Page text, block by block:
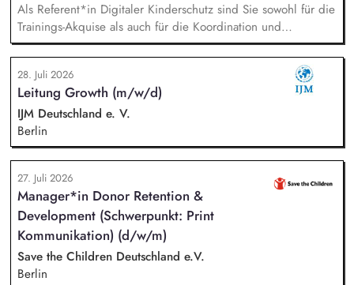
Als Referent*in Digitaler Kinderschutz sind Sie sowohl für die
Trainings-Akquise als auch für die Koordination und
Durchführung von ca. zweistündigen Workshops
verantwortlich. Identifikation, Ansprache und Akquise von
Institutionen und Organisationen für Trainings zum sensiblen
Umgang mit Kinderfotos und -videos (z. B. Kitas, Schulen,
Sportvereine und -verbände, Jugendverbände,
Kinder-/Jugendreiseveranstalter). Eigenständige Konzeption
und Durchführung zielgruppengerechter Trainings in
digitalen Formaten sowie in Präsenz bei Auftraggebern.
28. Juli 2026
Leitung Growth (m/w/d)
IJM Deutschland e. V.
Berlin
27. Juli 2026
Manager*in Donor Retention &
Development (Schwerpunkt: Print
Kommunikation) (d/w/m)
Save the Children Deutschland e.V.
Berlin